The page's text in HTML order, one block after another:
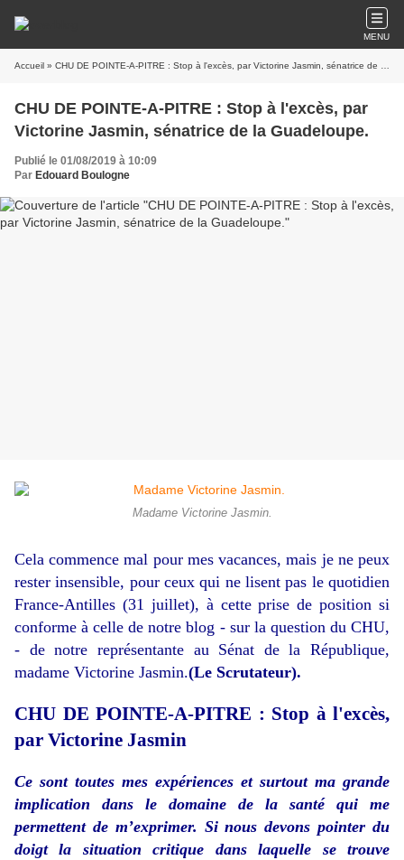
MENU
Accueil » CHU DE POINTE-A-PITRE : Stop à l'excès, par Victorine Jasmin, sénatrice de la Guadeloupe.
CHU DE POINTE-A-PITRE : Stop à l'excès, par
Victorine Jasmin, sénatrice de la Guadeloupe.
Publié le 01/08/2019 à 10:09
Par Edouard Boulogne
Madame Victorine Jasmin.
Cela commence mal pour mes vacances, mais je ne peux
rester insensible, pour ceux qui ne lisent pas le quotidien
France-Antilles (31 juillet), à cette prise de position si
conforme à celle de notre blog - sur la question du CHU,
- de notre représentante au Sénat de la République,
madame Victorine Jasmin.(Le Scrutateur).
CHU DE POINTE-A-PITRE : Stop à l'excès,
par Victorine Jasmin
Ce sont toutes mes expériences et surtout ma grande
implication dans le domaine de la santé qui me
permettent de m’exprimer. Si nous devons pointer du
doigt la situation critique dans laquelle se trouve